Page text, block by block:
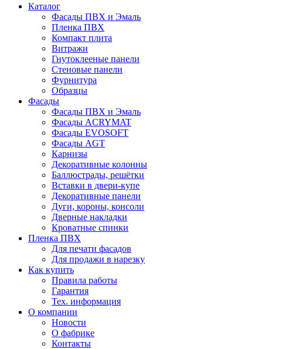
Каталог
Фасады ПВХ и Эмаль
Пленка ПВХ
Компакт плита
Витражи
Гнутоклееные панели
Стеновые панели
Фурнитура
Образцы
Фасады
Фасады ПВХ и Эмаль
Фасады ACRYMAT
Фасады EVOSOFT
Фасады AGT
Карнизы
Декоративные колонны
Баллюстрады, решётки
Вставки в двери-купе
Декоративные панели
Дуги, короны, консоли
Дверные накладки
Кроватные спинки
Пленка ПВХ
Для печати фасадов
Для продажи в нарезку
Как купить
Правила работы
Гарантия
Тех. информация
О компании
Новости
О фабрике
Контакты